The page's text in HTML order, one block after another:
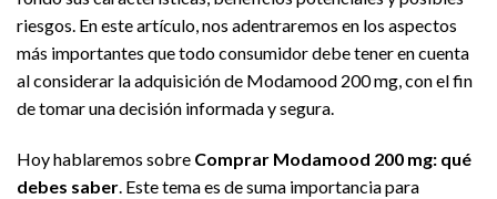
riesgos. En este artículo, nos adentraremos en los aspectos
más importantes que todo consumidor debe tener en cuenta
al considerar la adquisición de Modamood 200 mg, con el fin
de tomar una decisión informada y segura.
Hoy hablaremos sobre Comprar Modamood 200 mg: qué
debes saber. Este tema es de suma importancia para